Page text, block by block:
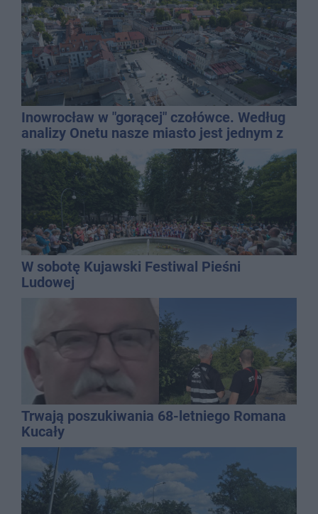
Inowrocław w "gorącej" czołówce. Według
analizy Onetu nasze miasto jest jednym z
najbardziej narażonych na upały
W sobotę Kujawski Festiwal Pieśni
Ludowej
Trwają poszukiwania 68-letniego Romana
Kucały